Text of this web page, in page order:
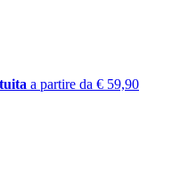
a partire da € 59,90